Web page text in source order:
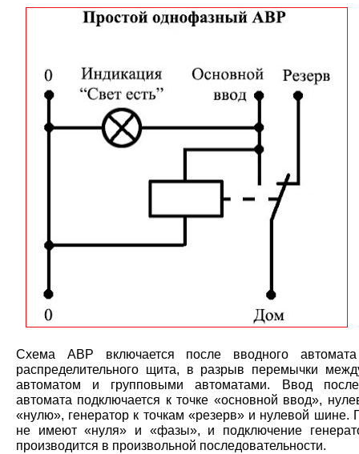
Схема АВР включается после вводного
распределительного щита, в разрыв перемычки
автоматом и групповыми автоматами. Ввод
автомата подключается к точке «основной ввод»,
«нулю», генератор к точкам «резерв» и нулевой шине.
не имеют «нуля» и «фазы», и подключение
производится в произвольной последовательности.